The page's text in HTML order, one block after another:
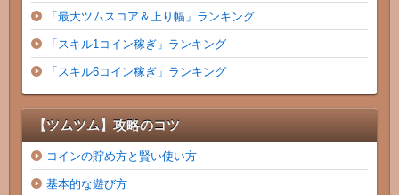
「最大ツムスコア＆上り幅」ランキング
「スキル1コイン稼ぎ」ランキング
「スキル6コイン稼ぎ」ランキング
【ツムツム】攻略のコツ
コインの貯め方と賢い使い方
基本的な遊び方